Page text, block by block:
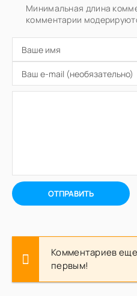
Минимальная длина
комментарии
ОТПРАВИТЬ
Комментариев
первым!